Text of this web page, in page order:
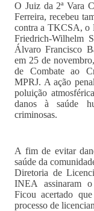
O Juiz da 2ª Vara
Ferreira, recebeu
contra a TKCSA, o
Friedrich-Wilhelm
Álvaro Francisco
em 25 de
de Combate ao
MPRJ. A ação
poluição
danos à saúde
criminosas.
A fim de evitar
saúde da
Diretoria de
INEA assinaram o
Ficou acertado
processo de